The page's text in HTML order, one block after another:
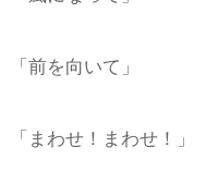
「前を向いて」
「まわせ！まわせ！」